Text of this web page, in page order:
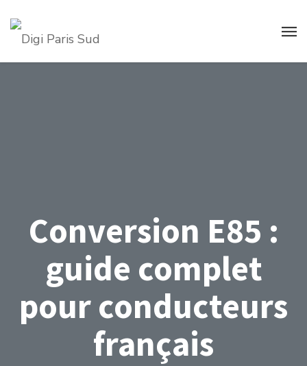
Conversion E85 :
guide complet
pour conducteurs
français